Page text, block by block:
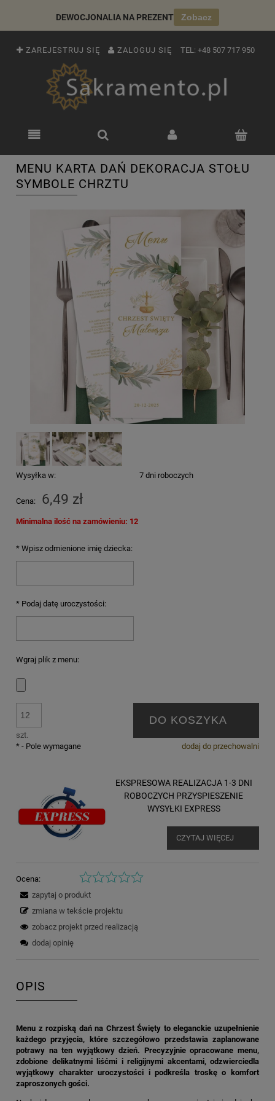
DEWOCJONALIA NA PREZENT Zobacz
ZAREJESTRUJ SIĘ ZALOGUJ SIĘ TEL: +48 507 717 950
MENU KARTA DAŃ DEKORACJA STOŁU
SYMBOLE CHRZTU
Wysyłka w: 7 dni roboczych
Cena: 6,49 zł
Minimalna ilość na zamówieniu: 12
* Wpisz odmienione imię dziecka:
* Podaj datę uroczystości:
Wgraj plik z menu:
szt.
DO KOSZYKA
dodaj do przechowalni
* - Pole wymagane
EKSPRESOWA REALIZACJA 1-3 DNI
ROBOCZYCH PRZYSPIESZENIE
WYSYŁKI EXPRESS
CZYTAJ WIĘCEJ
Ocena:
zapytaj o produkt
zmiana w tekście projektu
zobacz projekt przed realizacją
dodaj opinię
OPIS
Menu z rozpiską dań na Chrzest Święty to eleganckie uzupełnienie
każdego przyjęcia, które szczegółowo przedstawia zaplanowane
potrawy na ten wyjątkowy dzień. Precyzyjnie opracowane menu,
zdobione delikatnymi liśćmi i religijnymi akcentami, odzwierciedla
wyjątkowy charakter uroczystości i podkreśla troskę o komfort
zaproszonych gości.